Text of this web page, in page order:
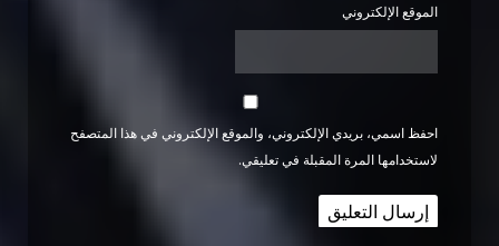
الموقع الإلكتروني
احفظ اسمي، بريدي الإلكتروني، والموقع الإلكتروني في هذا المتصفح
لاستخدامها المرة المقبلة في تعليقي.